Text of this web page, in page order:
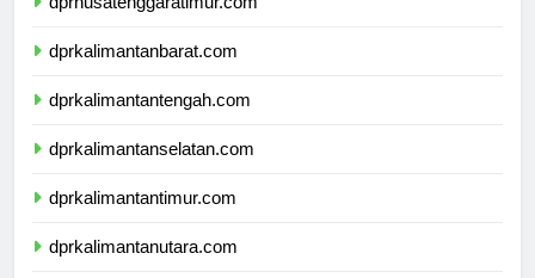
dprkalimantanbarat.com
dprkalimantantengah.com
dprkalimantanselatan.com
dprkalimantantimur.com
dprkalimantanutara.com